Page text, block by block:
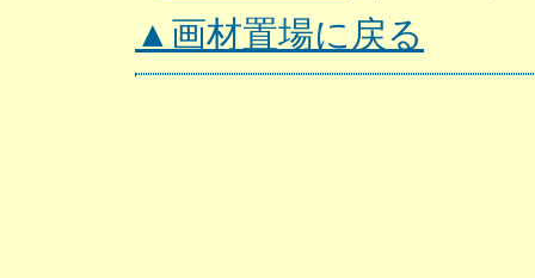
▲画材置場に戻る